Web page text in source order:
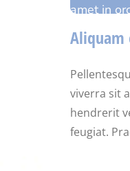
amet in
Aliquam
viverra sit
hendrerit
feugiat.